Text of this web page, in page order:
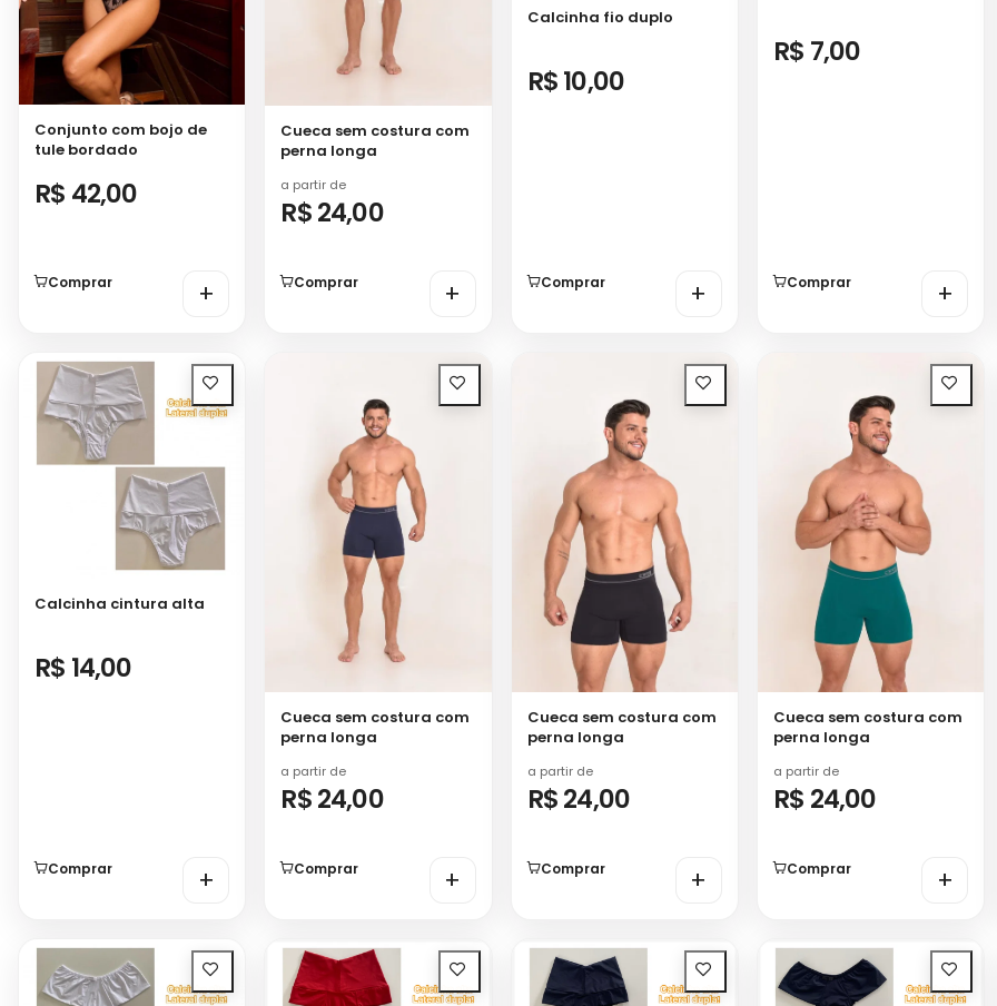
Conjunto com bojo de
tule bordado
R$ 42,00
Comprar +
Cueca sem costura com
perna longa
a partir de
R$ 24,00
Comprar +
Calcinha fio duplo
R$ 10,00
Comprar +
R$ 7,00
Comprar +
Calcinha cintura alta
R$ 14,00
Comprar +
Cueca sem costura com
perna longa
a partir de
R$ 24,00
Comprar +
Cueca sem costura com
perna longa
a partir de
R$ 24,00
Comprar +
Cueca sem costura com
perna longa
a partir de
R$ 24,00
Comprar +